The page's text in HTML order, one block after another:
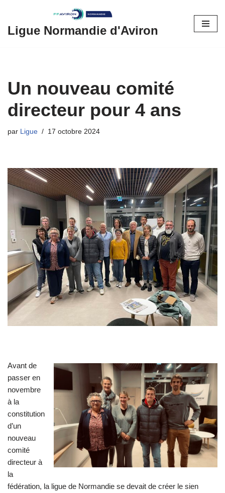
Aller
Ligue Normandie d'Aviron
Un nouveau comité
directeur pour 4 ans
par Ligue 17 octobre 2024
Avant de
passer en
novembre
à la
constitution
d’un
nouveau
comité
directeur à
la
fédération, la ligue de Normandie se devait de créer le sien